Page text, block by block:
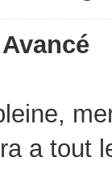
a tout